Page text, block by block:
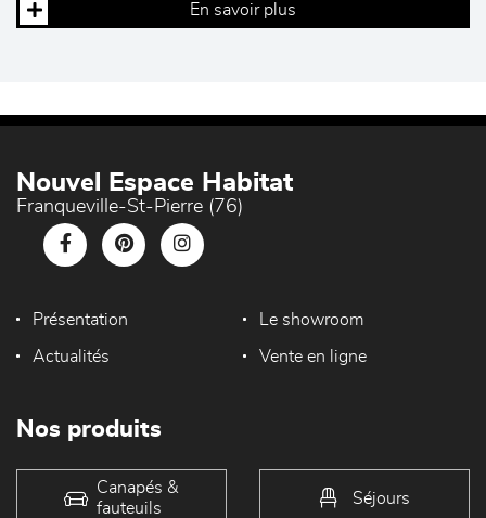
En savoir plus
Nouvel Espace Habitat
Franqueville-St-Pierre (76)
Présentation Le showroom
Actualités Vente en ligne
Nos produits
Canapés &
fauteuils
Séjours